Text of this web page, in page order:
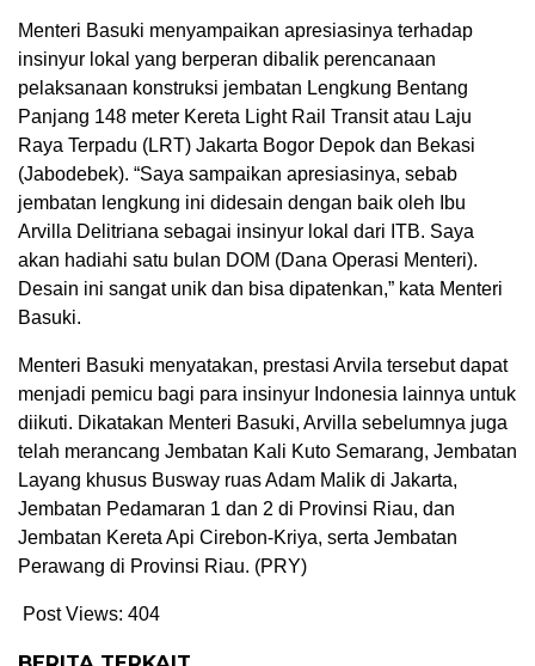
Menteri Basuki menyampaikan apresiasinya terhadap
insinyur lokal yang berperan dibalik perencanaan
pelaksanaan konstruksi jembatan Lengkung Bentang
Panjang 148 meter Kereta Light Rail Transit atau Laju
Raya Terpadu (LRT) Jakarta Bogor Depok dan Bekasi
(Jabodebek). “Saya sampaikan apresiasinya, sebab
jembatan lengkung ini didesain dengan baik oleh Ibu
Arvilla Delitriana sebagai insinyur lokal dari ITB. Saya
akan hadiahi satu bulan DOM (Dana Operasi Menteri).
Desain ini sangat unik dan bisa dipatenkan,” kata Menteri
Basuki.
Menteri Basuki menyatakan, prestasi Arvila tersebut dapat
menjadi pemicu bagi para insinyur Indonesia lainnya untuk
diikuti. Dikatakan Menteri Basuki, Arvilla sebelumnya juga
telah merancang Jembatan Kali Kuto Semarang, Jembatan
Layang khusus Busway ruas Adam Malik di Jakarta,
Jembatan Pedamaran 1 dan 2 di Provinsi Riau, dan
Jembatan Kereta Api Cirebon-Kriya, serta Jembatan
Perawang di Provinsi Riau. (PRY)
Post Views: 404